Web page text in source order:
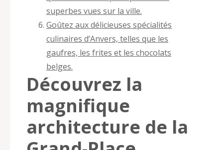
superbes vues sur la ville.
Goûtez aux délicieuses spécialités
culinaires d’Anvers, telles que les
gaufres, les frites et les chocolats
belges.
Découvrez la
magnifique
architecture de la